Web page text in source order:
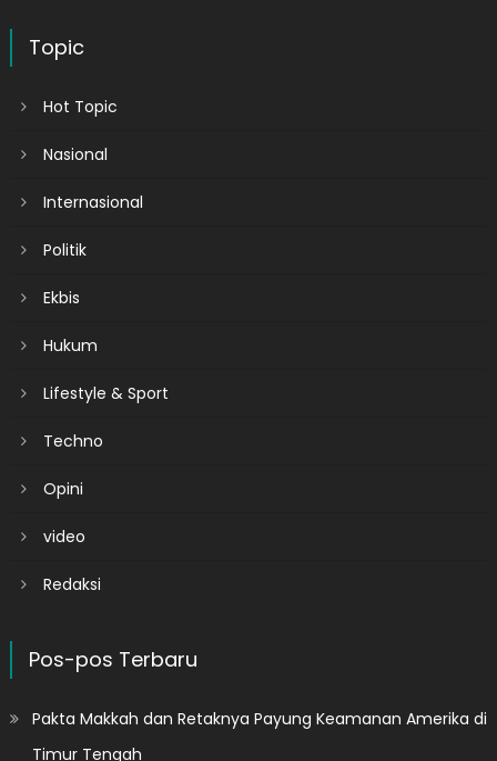
Topic
Hot Topic
Nasional
Internasional
Politik
Ekbis
Hukum
Lifestyle & Sport
Techno
Opini
video
Redaksi
Pos-pos Terbaru
Pakta Makkah dan Retaknya Payung Keamanan Amerika di
Timur Tengah